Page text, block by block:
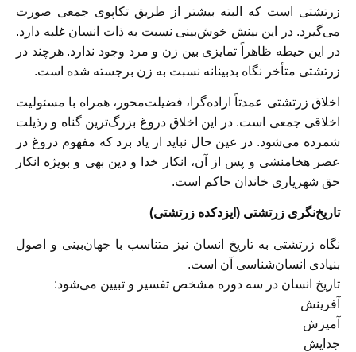
زرتشتی است که البته بیشتر از طریق تکاپوی جمعی صورت
می‌گیرد. در این بینش خوش‌بینی نسبت به ذات انسان غلبه دارد.
در این حیطه ظاهراً تمایزی بین زن و مرد وجود ندارد. هرچند در
زرتشتی متأخر نگاه بدبینانه نسبت به زن برجسته شده است.
اخلاق زرتشتی عمدتاً اراده‌گرا، فضیلت‌محور، همراه با مسئولیت
اخلاقی جمعی است. در این اخلاق دروغ بزرگ‌ترین گناه و رذیلت
شمرده می‌شود. در عین حال نباید از یاد برد که مفهوم دروغ در
عصر هخامنشی و پس از آن، انکار خدا و دین بهی و بویژه انکار
حق شهریاری خاندان حاکم است.
تاریخ‌نگری زرتشتی (ایزدکده زرتشتی)
نگاه زرتشتی به تاریخ انسان نیز متناسب با جهان‌بینی و اصول
بنیادی انسان‌شناسی آن است.
تاریخ انسان در سه دوره مشخص تفسیر و تبیین می‌شود:
آفرینش
آمیزش
جدایش